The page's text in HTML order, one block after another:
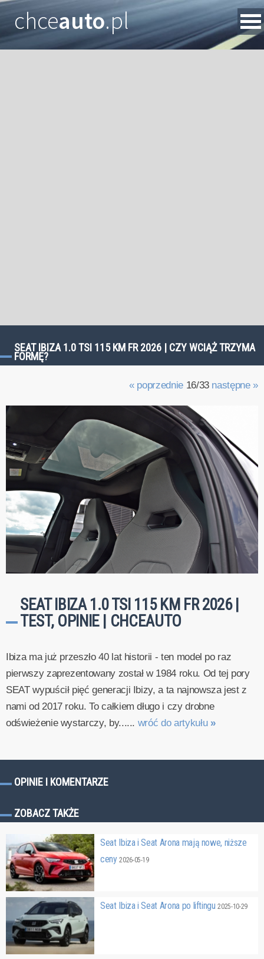
chceauto.pl
SEAT IBIZA 1.0 TSI 115 KM FR 2026 | CZY WCIĄŻ TRZYMA
FORMĘ?
« poprzednie16/33 następne »
SEAT IBIZA 1.0 TSI 115 KM FR 2026 |
TEST, OPINIE | CHCEAUTO
Ibiza ma już przeszło 40 lat historii - ten model po raz
pierwszy zaprezentowany został w 1984 roku. Od tej pory
SEAT wypuścił pięć generacji Ibizy, a ta najnowsza jest z
nami od 2017 roku. To całkiem długo i czy drobne
odświeżenie wystarczy, by...... wróć do artykułu »
OPINIE I KOMENTARZE
ZOBACZ TAKŻE
Seat Ibiza i Seat Arona mają nowe, niższe
ceny2026-05-19
Seat Ibiza i Seat Arona po liftingu2025-10-29